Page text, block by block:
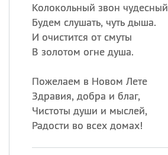
Колокольный звон чудесный
Будем слушать, чуть дыша.
И очистится от смуты
В золотом огне душа.
Пожелаем в Новом Лете
Здравия, добра и благ,
Чистоты души и мыслей,
Радости во всех домах!